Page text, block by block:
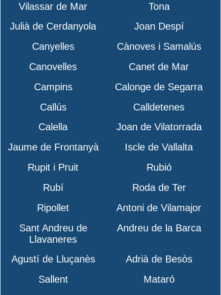
Vilassar de Mar
Tona
Julià de Cerdanyola
Joan Despí
Canyelles
Cànoves i Samalús
Canovelles
Canet de Mar
Campins
Calonge de Segarra
Callús
Calldetenes
Calella
Joan de Vilatorrada
Jaume de Frontanyà
Iscle de Vallalta
Rupit i Pruit
Rubió
Rubí
Roda de Ter
Ripollet
Antoni de Vilamajor
Sant Andreu de
Llavaneres
Andreu de la Barca
Agustí de Lluçanès
Adrià de Besòs
Sallent
Mataró